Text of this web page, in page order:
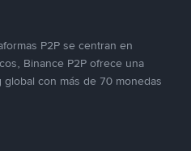
P2P se centran en
Binance P2P ofrece una
con más de 70 monedas